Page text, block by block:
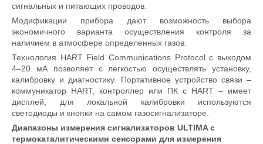
сигнальных и питающих проводов.
Модификации прибора дают возможность выбора
экономичного варианта осуществления контроля за
наличием в атмосфере определенных газов.
Технология HART Field Communications Protocol с выходом
4–20 мА позволяет с легкостью осуществлять установку,
калибровку и диагностику. Портативное устройство связи –
коммуникатор HART, контроллер или ПК с HART – имеет
дисплей, для локальной калибровки используются
светодиоды и кнопки на самом газосигнализаторе.
Диапазоны измерения сигнализаторов ULTIMA с
термокаталитическими сенсорами для измерения